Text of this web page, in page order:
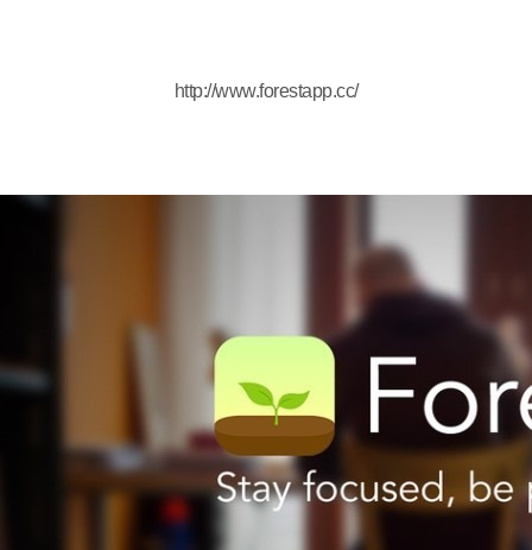
http://www.forestapp.cc/